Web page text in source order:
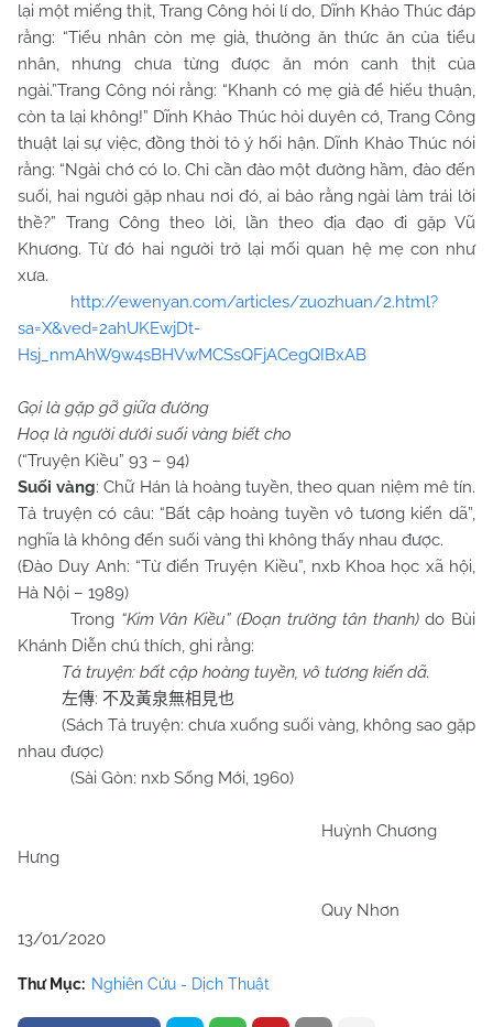
lại một miếng thịt, Trang Công hỏi lí do, Dĩnh Khảo Thúc đáp
rằng: “Tiểu nhân còn mẹ già, thường ăn thức ăn của tiểu
nhân, nhưng chưa từng được ăn món canh thịt của
ngài.”Trang Công nói rằng: “Khanh có mẹ già để hiếu thuận,
còn ta lại không!” Dĩnh Khảo Thúc hỏi duyên cớ, Trang Công
thuật lại sự việc, đồng thời tỏ ý hối hận. Dĩnh Khảo Thúc nói
rằng: “Ngài chớ có lo. Chỉ cần đào một đường hầm, đào đến
suối, hai người gặp nhau nơi đó, ai bảo rằng ngài làm trái lời
thề?” Trang Công theo lời, lần theo địa đạo đi gặp Vũ
Khương. Từ đó hai người trở lại mối quan hệ mẹ con như
xưa.
http://ewenyan.com/articles/zuozhuan/2.html?
sa=X&ved=2ahUKEwjDt-
Hsj_nmAhW9w4sBHVwMCSsQFjACegQIBxAB
Gọi là gặp gỡ giữa đường
Hoạ là người dưới suối vàng biết cho
(“Truyện Kiều” 93 – 94)
Suối vàng: Chữ Hán là hoàng tuyền, theo quan niệm mê tín.
Tả truyện có câu: “Bất cập hoàng tuyền vô tương kiến dã”,
nghĩa là không đến suối vàng thì không thấy nhau được.
(Đào Duy Anh: “Từ điển Truyện Kiều”, nxb Khoa học xã hội,
Hà Nội – 1989)
Trong “Kim Vân Kiều” (Đoạn trường tân thanh)do Bùi
Khánh Diễn chú thích, ghi rằng:
Tả truyện: bất cập hoàng tuyền, vô tương kiến dã.
左傳: 不及黃泉無相見也
(Sách Tả truyện: chưa xuống suối vàng, không sao gặp
nhau được)
(Sài Gòn: nxb Sống Mới, 1960)
Huỳnh Chương
Hưng
Quy Nhơn
13/01/2020
Thư Mục: Nghiên Cứu - Dịch Thuật